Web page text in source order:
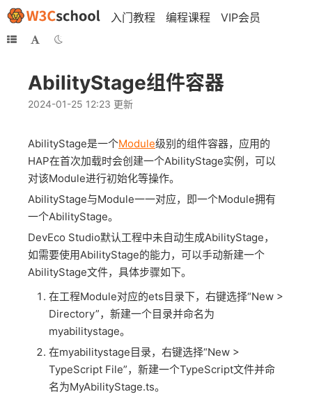
入门教程 编程课程 VIP会员
AbilityStage组件容器
2024-01-25 12:23 更新
AbilityStage是一个Module级别的组件容器，应用的
HAP在首次加载时会创建一个AbilityStage实例，可以
对该Module进行初始化等操作。
AbilityStage与Module一一对应，即一个Module拥有
一个AbilityStage。
DevEco Studio默认工程中未自动生成AbilityStage，
如需要使用AbilityStage的能力，可以手动新建一个
AbilityStage文件，具体步骤如下。
在工程Module对应的ets目录下，右键选择“New >
Directory”，新建一个目录并命名为
myabilitystage。
在myabilitystage目录，右键选择“New >
TypeScript File”，新建一个TypeScript文件并命
名为MyAbilityStage.ts。